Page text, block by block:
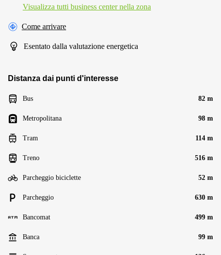
Visualizza tutti business center nella zona
Come arrivare
Esentato dalla valutazione energetica
Distanza dai punti d'interesse
Bus 82 m
Metropolitana 98 m
Tram 114 m
Treno 516 m
Parcheggio biciclette 52 m
Parcheggio 630 m
Bancomat 499 m
Banca 99 m